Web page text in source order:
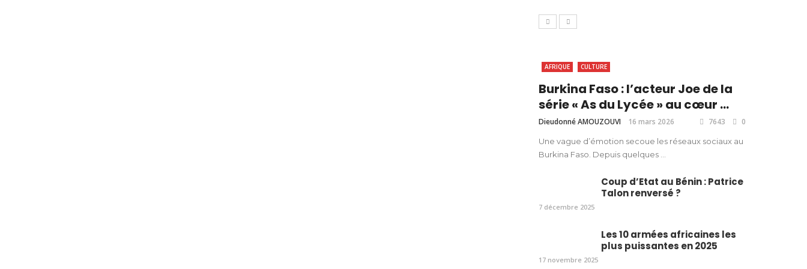
AFRIQUE CULTURE
Burkina Faso : l’acteur Joe de la
série « As du Lycée » au cœur ...
Dieudonné AMOUZOUVI 16 mars 2026 7643 0
Une vague d’émotion secoue les réseaux sociaux au
Burkina Faso. Depuis quelques ...
Coup d’Etat au Bénin : Patrice
Talon renversé ?
7 décembre 2025
Les 10 armées africaines les
plus puissantes en 2025
17 novembre 2025